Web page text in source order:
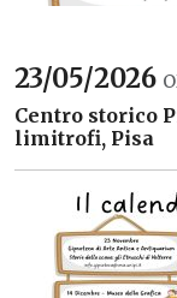
23/05/2026
Centro storico
limitrofi, Pisa